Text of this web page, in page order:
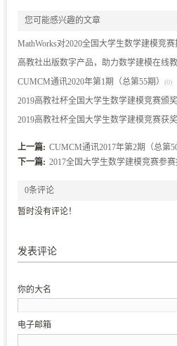
您可能感兴趣的文章
MathWorks对2020全国大学生数学建模竞赛
术支持的公告(0)
高教社出版数字产品，助力数学建模在线
训(0)
CUMCM通讯2020年第1期（总第55期） (0)
2019高教社杯全国大学生数学建模竞赛颁
重举行(0)
2019高教社杯全国大学生数学建模竞赛获
上一篇: CUMCM通讯2017年第2期（总第50
下一篇: 2017全国大学生数学建模竞赛参
0条评论
暂时没有评论！
发表评论
你的大名
电子邮箱